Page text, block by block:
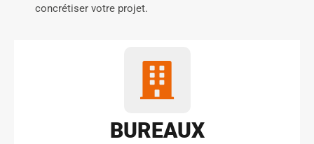
concrétiser votre projet.
BUREAUX